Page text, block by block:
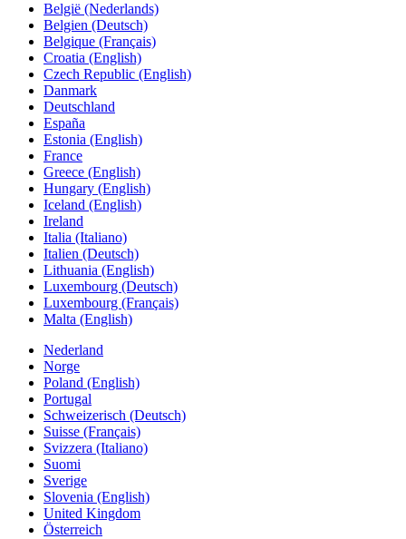
België (Nederlands)
Belgien (Deutsch)
Belgique (Français)
Croatia (English)
Czech Republic (English)
Danmark
Deutschland
España
Estonia (English)
France
Greece (English)
Hungary (English)
Iceland (English)
Ireland
Italia (Italiano)
Italien (Deutsch)
Lithuania (English)
Luxembourg (Deutsch)
Luxembourg (Français)
Malta (English)
Nederland
Norge
Poland (English)
Portugal
Schweizerisch (Deutsch)
Suisse (Français)
Svizzera (Italiano)
Suomi
Sverige
Slovenia (English)
United Kingdom
Österreich